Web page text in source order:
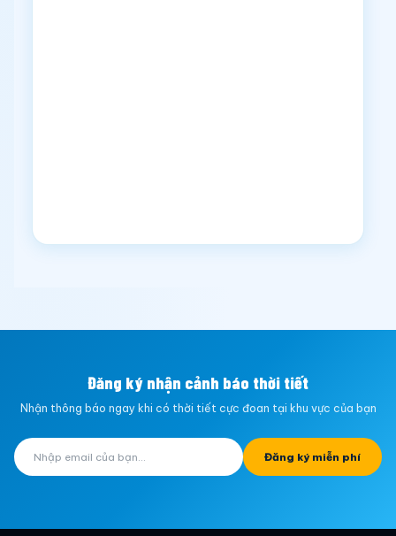
Đăng ký nhận cảnh báo thời tiết
Nhận thông báo ngay khi có thời tiết cực đoan tại khu vực của bạn
Đăng ký miễn phí